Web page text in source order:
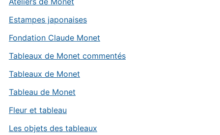
Estampes japonaises
Fondation Claude Monet
Tableaux de Monet commentés
Tableaux de Monet
Tableau de Monet
Fleur et tableau
Les objets des tableaux